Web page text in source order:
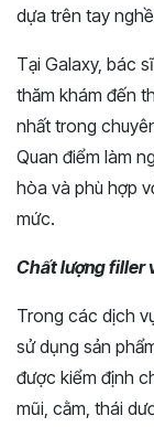
dựa trên tay
Tại Galaxy, bác
thăm khám đến
nhất trong
Quan điểm làm
hòa và phù hợp
mức.
Chất lượng filler
Trong các dịch
sử dụng sản
được kiểm định
mũi, cằm, thái